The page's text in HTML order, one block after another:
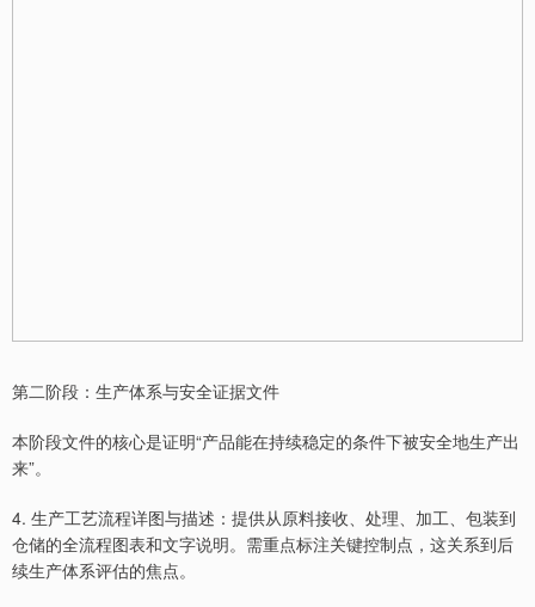
第二阶段：生产体系与安全证据文件
本阶段文件的核心是证明“产品能在持续稳定的条件下被安全地生产出
来”。
4. 生产工艺流程详图与描述：提供从原料接收、处理、加工、包装到
仓储的全流程图表和文字说明。需重点标注关键控制点，这关系到后
续生产体系评估的焦点。